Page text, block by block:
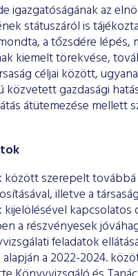
igazgatóságának az
státuszáról is
a tőzsdére lépés,
kiemelt törekvése,
céljai között,
gazdasági
átütemezése mellett
szerepelt továbbá
illetve a társaság
kapcsolatos
a részvényesek
feladatok
a 2022-2024.